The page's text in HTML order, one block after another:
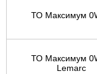
ТО Максимум
ТО Максимум
Lemarc